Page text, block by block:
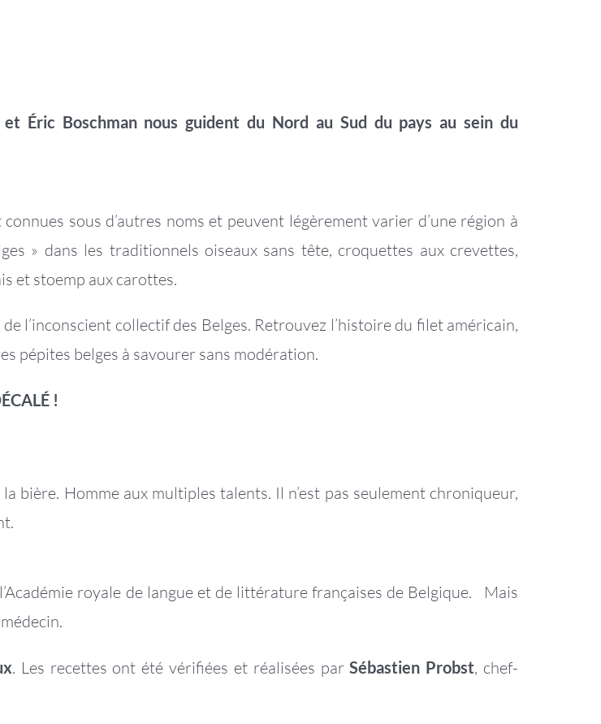
Éric Boschman nous guident du Nord au Sud du pays au sein du
sous d’autres noms et peuvent légèrement varier d’une région à
» dans les traditionnels oiseaux sans tête, croquettes aux crevettes,
et stoemp aux carottes.
l’inconscient collectif des Belges. Retrouvez l’histoire du filet américain,
pépites belges à savourer sans modération.
!
bière. Homme aux multiples talents. Il n’est pas seulement chroniqueur,
royale de langue et de littérature françaises de Belgique. Mais
. Les recettes ont été vérifiées et réalisées parSébastien Probst, chef-